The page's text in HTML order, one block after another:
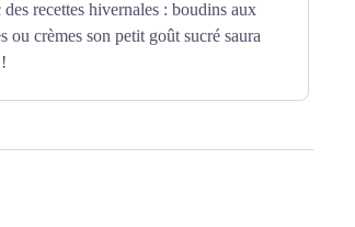
recettes hivernales : boudins aux
ou crèmes son petit goût sucré saura